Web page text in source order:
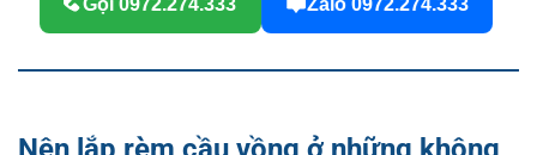
Gọi 0972.274.333 Zalo 0972.274.333